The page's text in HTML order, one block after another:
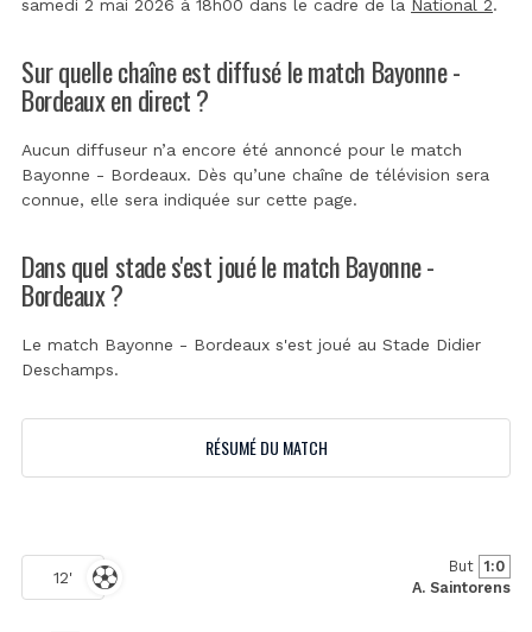
samedi 2 mai 2026 à 18h00 dans le cadre de la National 2.
Sur quelle chaîne est diffusé le match Bayonne -
Bordeaux en direct ?
Aucun diffuseur n’a encore été annoncé pour le match
Bayonne - Bordeaux. Dès qu’une chaîne de télévision sera
connue, elle sera indiquée sur cette page.
Dans quel stade s'est joué le match Bayonne -
Bordeaux ?
Le match Bayonne - Bordeaux s'est joué au Stade Didier
Deschamps.
RÉSUMÉ DU MATCH
12'
But 1:0
A. Saintorens